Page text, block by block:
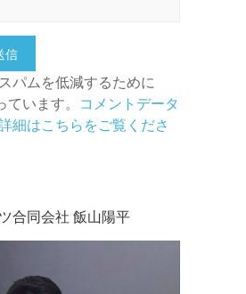
パムを低減するために
います。 コメントデータ
細はこちらをご覧くださ
合同会社 飯山陽平